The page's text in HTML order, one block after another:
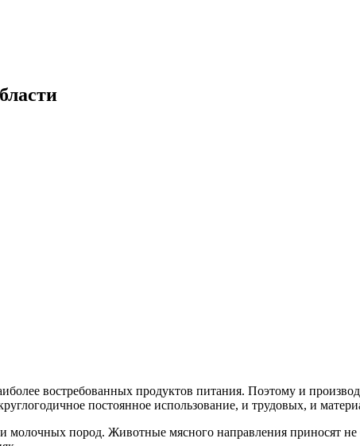
востребованных продуктов питания. Поэтому и
постоянное использование, и трудовых, и
пород. Животные мясного направления приносят не